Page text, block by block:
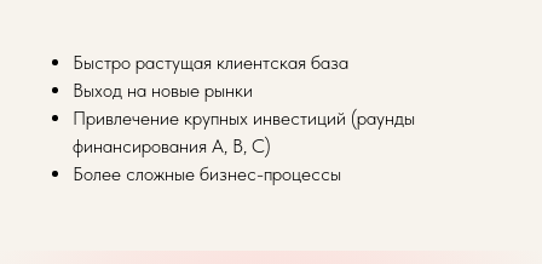
Быстро растущая клиентская база
Выход на новые рынки
Привлечение крупных инвестиций (раунды
финансирования A, B, C)
Более сложные бизнес-процессы